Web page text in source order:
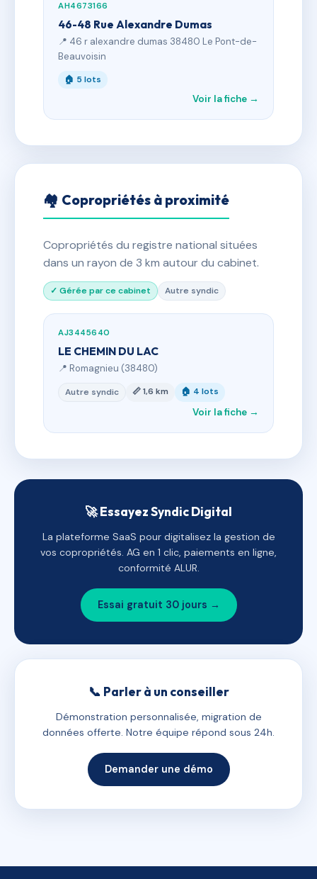
AH4673166
46-48 Rue Alexandre Dumas
📍 46 r alexandre dumas 38480 Le Pont-de-
Beauvoisin
🏠 5 lots
Voir la fiche →
🏘 Copropriétés à proximité
Copropriétés du registre national situées
dans un rayon de 3 km autour du cabinet.
✓ Gérée par ce cabinet Autre syndic
AJ3445640
LE CHEMIN DU LAC
📍 Romagnieu (38480)
Autre syndic 📏 1,6 km 🏠 4 lots
Voir la fiche →
🚀 Essayez Syndic Digital
La plateforme SaaS pour digitalisez la gestion de
vos copropriétés. AG en 1 clic, paiements en ligne,
conformité ALUR.
Essai gratuit 30 jours →
📞 Parler à un conseiller
Démonstration personnalisée, migration de
données offerte. Notre équipe répond sous 24h.
Demander une démo